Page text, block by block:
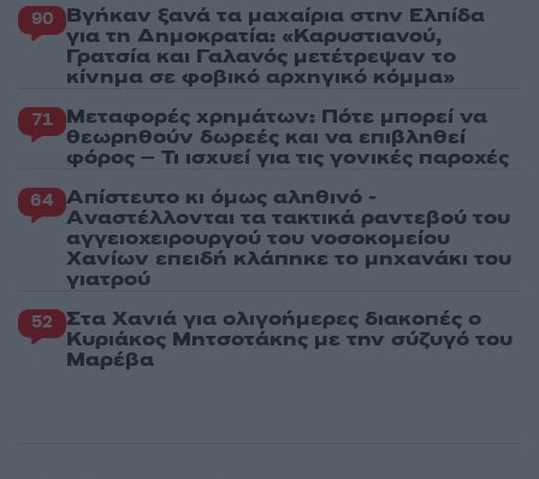
90 Βγήκαν ξανά τα μαχαίρια στην Ελπίδα
για τη Δημοκρατία: «Καρυστιανού,
Γρατσία και Γαλανός μετέτρεψαν το
κίνημα σε φοβικό αρχηγικό κόμμα»
71 Μεταφορές χρημάτων: Πότε μπορεί να
θεωρηθούν δωρεές και να επιβληθεί
φόρος – Τι ισχυεί για τις γονικές παροχές
64 Απίστευτο κι όμως αληθινό -
Aναστέλλονται τα τακτικά ραντεβού του
αγγειοχειρουργού του νοσοκομείου
Χανίων επειδή κλάπηκε το μηχανάκι του
γιατρού
52 Στα Χανιά για ολιγοήμερες διακοπές ο
Κυριάκος Μητσοτάκης με την σύζυγό του
Μαρέβα